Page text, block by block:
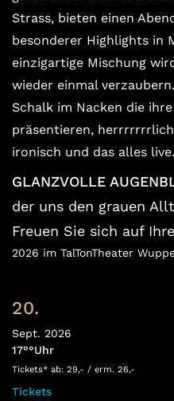
Strass, bieten einen
besonderer Highlights in
einzigartige Mischung
wieder einmal verzaubern.
Schalk im Nacken die
präsentieren,
ironisch und das alles live.
GLANZVOLLE
der uns den grauen
Freuen Sie sich auf
2026 im TalTonTheater
20.
Sept. 2026
17°°Uhr
Tickets* ab: 29,- / erm. 26,-
Tickets